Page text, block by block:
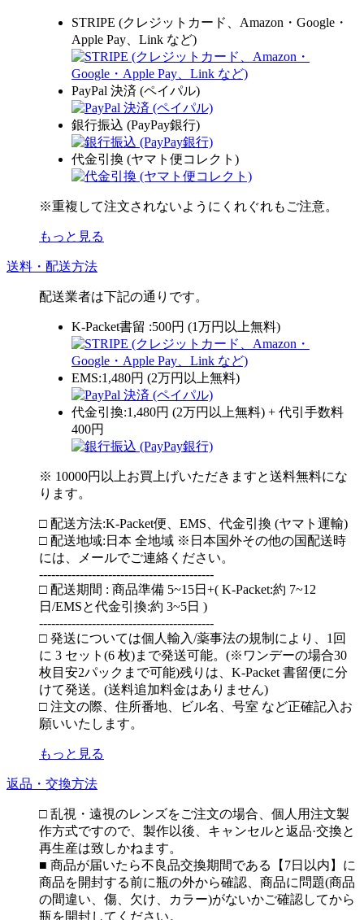
STRIPE (クレジットカード、Amazon・Google・
Apple Pay、Link など)
PayPal 決済 (ペイパル)
銀行振込 (PayPay銀行)
代金引換 (ヤマト便コレクト)
※重複して注文されないようにくれぐれもご注意。
もっと見る
送料・配送方法
配送業者は下記の通りです。
K-Packet書留 :500円 (1万円以上無料)
EMS:1,480円 (2万円以上無料)
代金引換:1,480円 (2万円以上無料) + 代引手数料
400円
※ 10000円以上お買上げいただきますと送料無料にな
ります。
□ 配送方法:K-Packet便、EMS、代金引換 (ヤマト運輸)
□ 配送地域:日本 全地域 ※日本国外その他の国配送時
には、メールでご連絡ください。
-------------------------------------------
□ 配送期間 : 商品準備 5~15日+( K-Packet:約 7~12
日/EMSと代金引換:約 3~5日 )
-------------------------------------------
□ 発送については個人輸入/薬事法の規制により、1回
に 3 セット(6 枚)まで発送可能。(※ワンデーの場合30
枚目安2パックまで可能)残りは、K-Packet 書留便に分
けて発送。(送料追加料金はありません)
□ 注文の際、住所番地、ビル名、号室 など正確記入お
願いいたします。
もっと見る
返品・交換方法
□ 乱視・遠視のレンズをご注文の場合、個人用注文製
作方式ですので、製作以後、キャンセルと返品·交換と
再生産は致しかねます。
■ 商品が届いたら不良品交換期間である【7日以内】に
商品を開封する前に瓶の外から確認、商品に問題(商品
の間違い、傷、欠け、カラー)がないかご確認してから
瓶を開封してください。